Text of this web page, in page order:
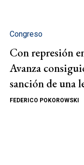
Congreso
Con represión
Avanza
sanción de una
FEDERICO POKOROWSKI